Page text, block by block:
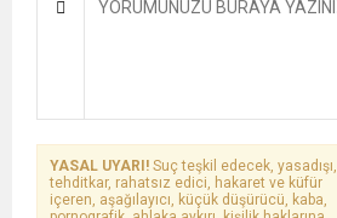
YASAL UYARI! Suç teşkil edecek, yasadışı,
tehditkar, rahatsız edici, hakaret ve küfür
içeren, aşağılayıcı, küçük düşürücü, kaba,